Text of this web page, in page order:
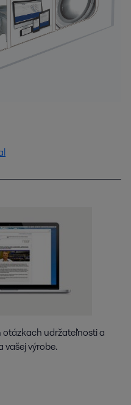
udržateľnosti a
vašej výrobe.